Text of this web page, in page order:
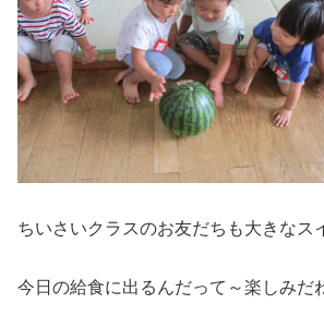
ちいさいクラスのお友だちも大きなスイ
今日の給食に出るんだって～楽しみだ